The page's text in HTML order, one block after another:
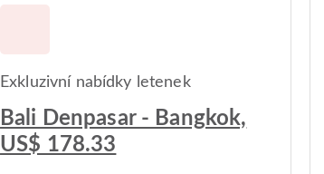
Exkluzivní nabídky letenek
Bali Denpasar - Bangkok,
US$ 178.33